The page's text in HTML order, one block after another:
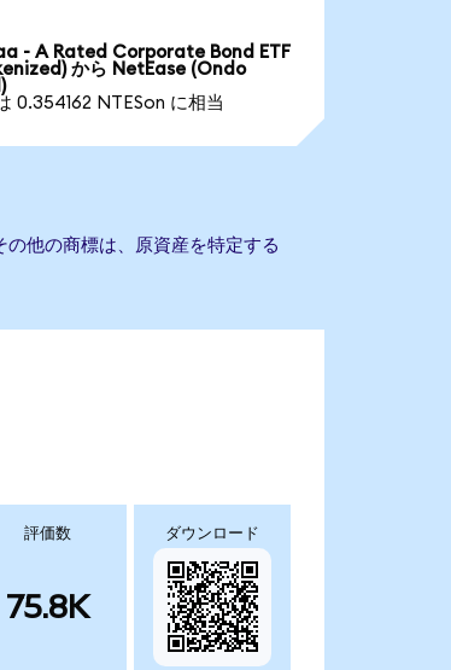
- A Rated Corporate Bond ETF
から NetEase (Ondo
0.354162 NTESon に相当
他の商標は、原資産を特定する
評価数
75.8K
ダウンロード